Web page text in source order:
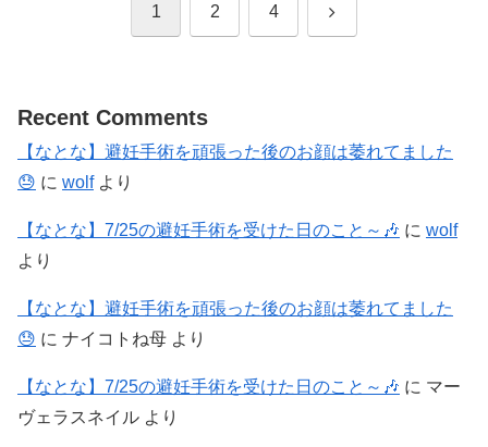
1 2 4 次
Recent Comments
【なとな】避妊手術を頑張った後のお顔は萎れてました
😓 に wolfより
【なとな】7/25の避妊手術を受けた日のこと～🎶 に wolf
より
【なとな】避妊手術を頑張った後のお顔は萎れてました
😓 に ナイコトね母 より
【なとな】7/25の避妊手術を受けた日のこと～🎶 に マー
ヴェラスネイル より